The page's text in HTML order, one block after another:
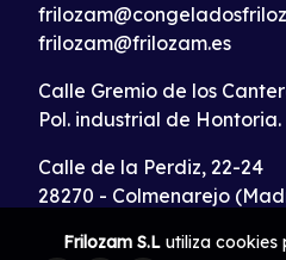
frilozam@frilozam.es
Calle Gremio de los
Pol. industrial de
Calle de la Perdiz, 22-24
28270 - Colmenarejo
Frilozam S.L utiliza cookies